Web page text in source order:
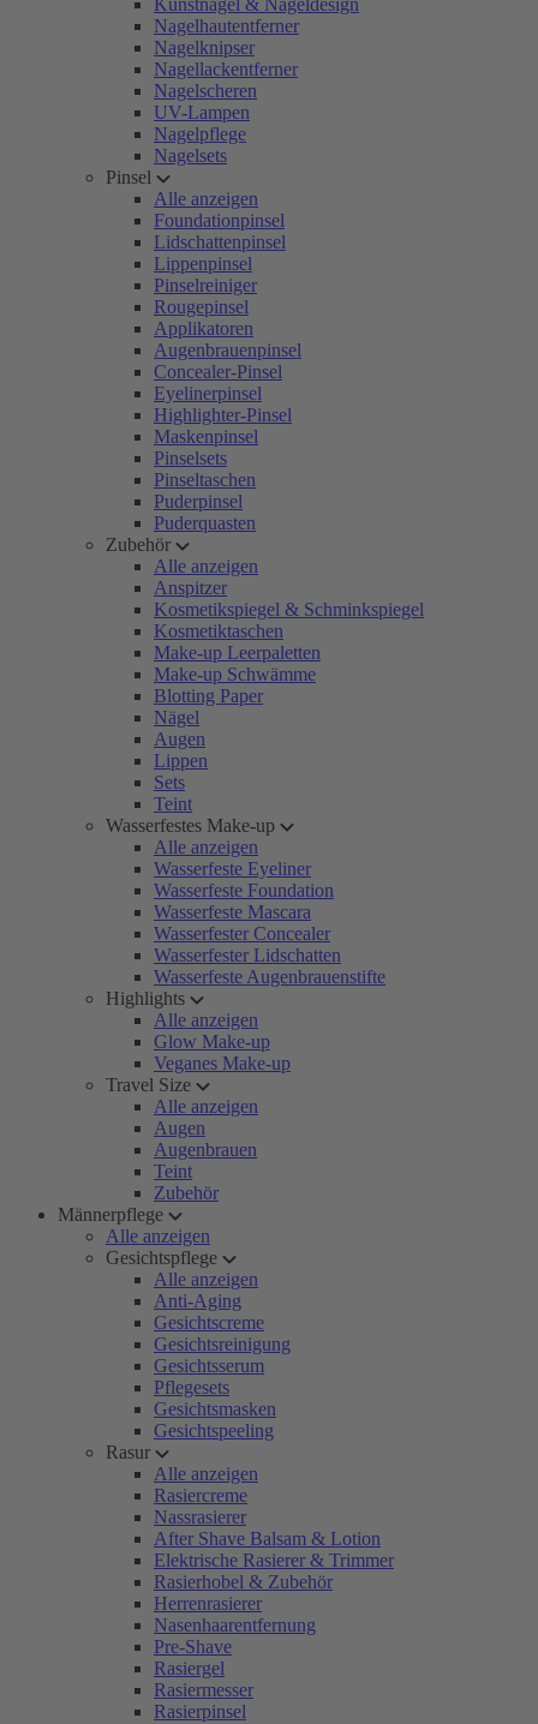
Kunstnägel & Nageldesign
Nagelhautentferner
Nagelknipser
Nagellackentferner
Nagelscheren
UV-Lampen
Nagelpflege
Nagelsets
Pinsel
Alle anzeigen
Foundationpinsel
Lidschattenpinsel
Lippenpinsel
Pinselreiniger
Rougepinsel
Applikatoren
Augenbrauenpinsel
Concealer-Pinsel
Eyelinerpinsel
Highlighter-Pinsel
Maskenpinsel
Pinselsets
Pinseltaschen
Puderpinsel
Puderquasten
Zubehör
Alle anzeigen
Anspitzer
Kosmetikspiegel & Schminkspiegel
Kosmetiktaschen
Make-up Leerpaletten
Make-up Schwämme
Blotting Paper
Nägel
Augen
Lippen
Sets
Teint
Wasserfestes Make-up
Alle anzeigen
Wasserfeste Eyeliner
Wasserfeste Foundation
Wasserfeste Mascara
Wasserfester Concealer
Wasserfester Lidschatten
Wasserfeste Augenbrauenstifte
Highlights
Alle anzeigen
Glow Make-up
Veganes Make-up
Travel Size
Alle anzeigen
Augen
Augenbrauen
Teint
Zubehör
Männerpflege
Alle anzeigen
Gesichtspflege
Alle anzeigen
Anti-Aging
Gesichtscreme
Gesichtsreinigung
Gesichtsserum
Pflegesets
Gesichtsmasken
Gesichtspeeling
Rasur
Alle anzeigen
Rasiercreme
Nassrasierer
After Shave Balsam & Lotion
Elektrische Rasierer & Trimmer
Rasierhobel & Zubehör
Herrenrasierer
Nasenhaarentfernung
Pre-Shave
Rasiergel
Rasiermesser
Rasierpinsel